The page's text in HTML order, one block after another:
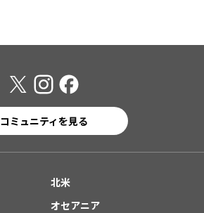
コミュニティを見る
北米
オセアニア